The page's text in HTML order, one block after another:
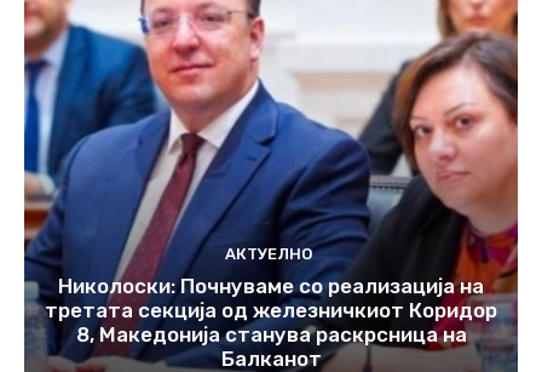
АКТУЕЛНО
Николоски: Почнуваме со реализација на
третата секција од железничкиот Коридор
8, Македонија станува раскрсница на
Балканот